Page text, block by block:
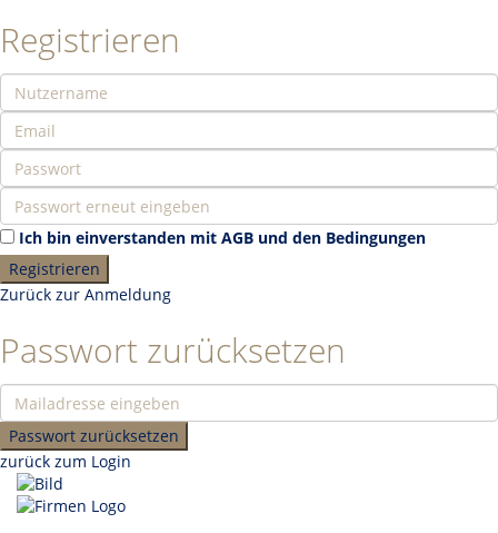
Registrieren
Ich bin einverstanden mit AGB und den Bedingungen
Registrieren
Zurück zur Anmeldung
Passwort zurücksetzen
Passwort zurücksetzen
zurück zum Login